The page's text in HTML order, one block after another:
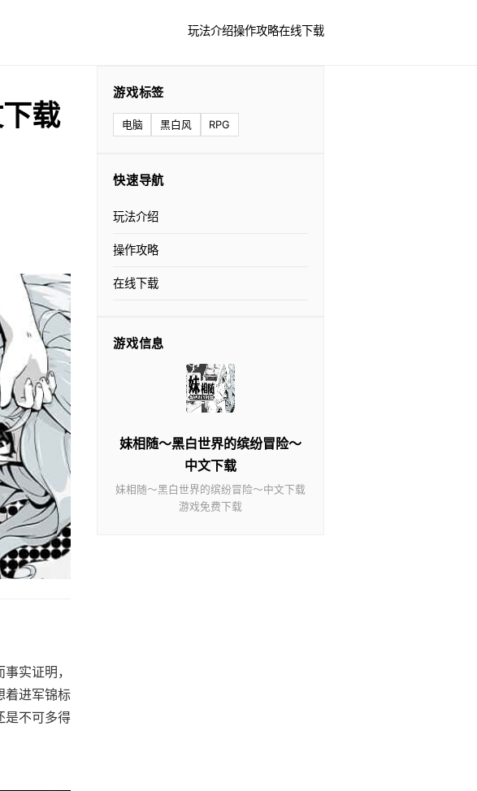
玩法介绍操作攻略在线下载
载
实证明，
着进军锦标
是不可多得
游戏标签
电脑 黑白风 RPG
快速导航
玩法介绍
操作攻略
在线下载
游戏信息
妹相随～黑白世界的缤纷冒险～
中文下载
妹相随～黑白世界的缤纷冒险～中文下载
游戏免费下载